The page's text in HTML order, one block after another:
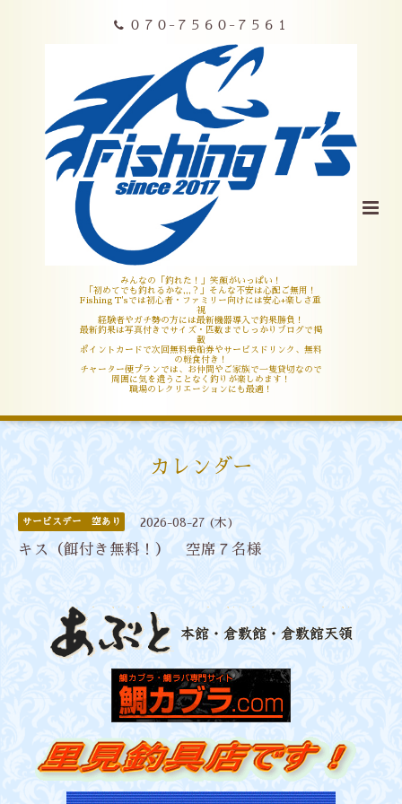
０７０-７５６０-７５６１
みんなの「釣れた！」笑顔がいっぱい！
「初めてでも釣れるかな,,,？」そんな不安は心配ご無用！
Fishing T'sでは初心者・ファミリー向けには安心+楽しさ重
視
経験者やガチ勢の方には最新機器導入で釣果勝負！
最新釣果は写真付きでサイズ・匹数までしっかりブログで掲
載
ポイントカードで次回無料乗船券やサービスドリンク、無料
の軽食付き！
チャーター便プランでは、お仲間やご家族で一隻貸切なので
周囲に気を遣うことなく釣りが楽しめます！
職場のレクリエーションにも最適！
カレンダー
サービスデー 空あり 2026-08-27 (木)
キス（餌付き無料！） 空席７名様